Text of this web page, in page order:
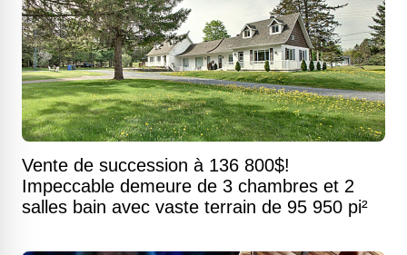
Vente de succession à 136 800$!
Impeccable demeure de 3 chambres et 2
salles bain avec vaste terrain de 95 950 pi²